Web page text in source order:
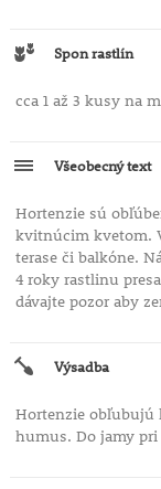
Spon rastlín
cca 1 až 3 kusy na
Všeobecný text
Hortenzie sú
kvitnúcim kvetom.
terase či balkóne.
4 roky rastlinu
dávajte pozor aby
Výsadba
Hortenzie obľubujú
humus. Do jamy pri